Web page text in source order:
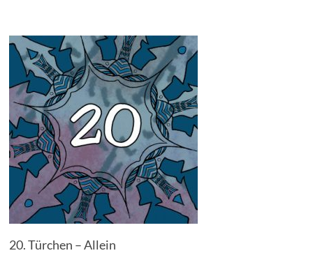
20. Türchen – Allein